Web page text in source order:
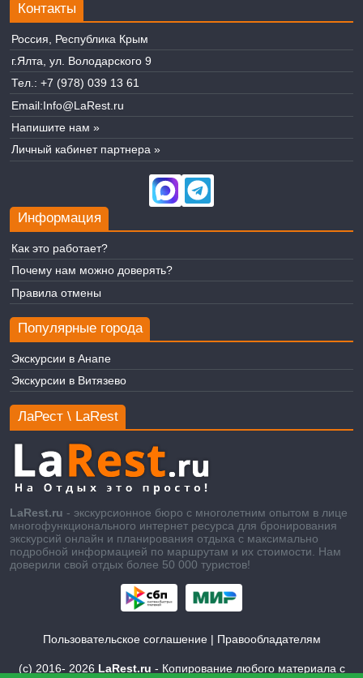
Контакты
Россия, Республика Крым
г.Ялта, ул. Володарского 9
Тел.: +7 (978) 039 13 61
Email:Info@LaRest.ru
Напишите нам »
Личный кабинет партнера »
Информация
Как это работает?
Почему нам можно доверять?
Правила отмены
Популярные города
Экскурсии в Анапе
Экскурсии в Витязево
ЛаРест \ LaRest
LaRest.ru - экскурсионное бюро с многолетним опытом в лице
многофункционального интернет ресурса для бронирования
экскурсий онлайн и планирования отдыха с максимально
подробной информацией по маршрутам и их стоимости. Нам
доверили свой отдых более 50 000 туристов!
(c) 2016- 2026 LaRest.ru - Копирование любого материала с
Пользовательское соглашение| Правообладателям